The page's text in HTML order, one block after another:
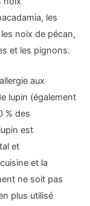
les
noix de pécan,
et les pignons.
aux
lupin (également
% des
est
et
et la
ne soit pas
plus utilisé